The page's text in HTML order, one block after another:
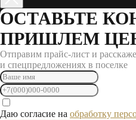
ОСТАВЬТЕ
ПРИШЛЕМ
Отправим прайс-лист и
и спецпредложениях в поселке
Даю согласие на обработку